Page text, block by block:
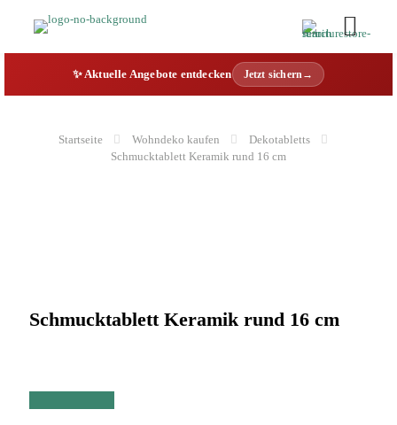
✨ Aktuelle Angebote entdecken Jetzt sichern→
Startseite Wohndeko kaufen
Dekotabletts
Schmucktablett Keramik rund 16 cm
Schmucktablett Keramik rund 16 cm